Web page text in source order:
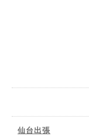
仙台出張